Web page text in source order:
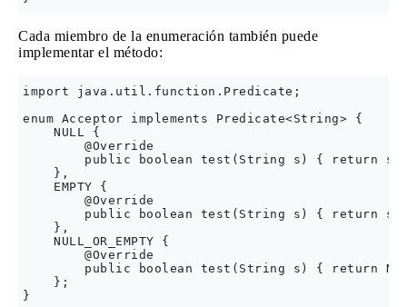
Cada miembro de la enumeración también puede
implementar el método:
import java.util.function.Predicate;
enum Acceptor implements Predicate<String> {
    NULL {
        @Override
public boolean test(String s) { return s
    },
    EMPTY {
        @Override
public boolean test(String s) { return
    },
    NULL_OR_EMPTY {
        @Override
public boolean test(String s) { return
    };
}